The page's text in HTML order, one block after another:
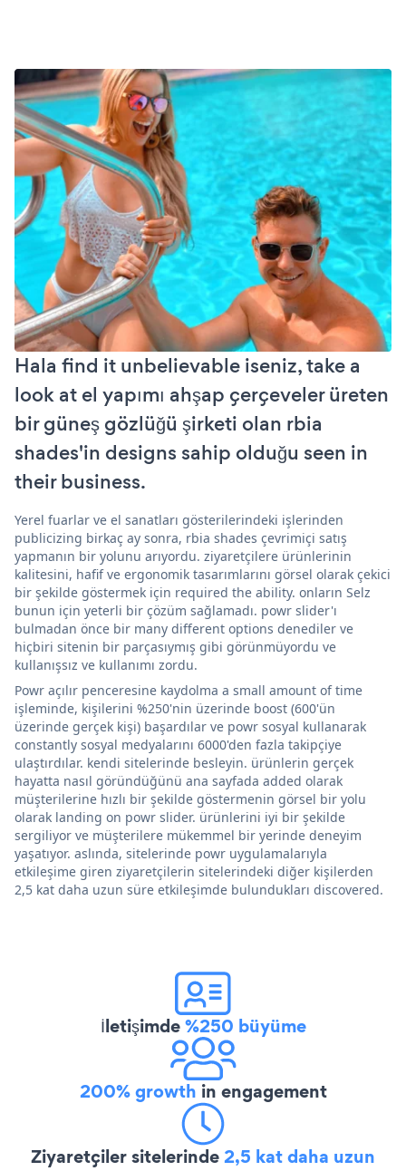
Hala find it unbelievable iseniz, take a
look at el yapımı ahşap çerçeveler üreten
bir güneş gözlüğü şirketi olan rbia
shades'in designs sahip olduğu seen in
their business.
Yerel fuarlar ve el sanatları gösterilerindeki işlerinden
publicizing birkaç ay sonra, rbia shades çevrimiçi satış
yapmanın bir yolunu arıyordu. ziyaretçilere ürünlerinin
kalitesini, hafif ve ergonomik tasarımlarını görsel olarak çekici
bir şekilde göstermek için required the ability. onların Selz
bunun için yeterli bir çözüm sağlamadı. powr slider'ı
bulmadan önce bir many different options denediler ve
hiçbiri sitenin bir parçasıymış gibi görünmüyordu ve
kullanışsız ve kullanımı zordu.
Powr açılır penceresine kaydolma a small amount of time
işleminde, kişilerini %250'nin üzerinde boost (600'ün
üzerinde gerçek kişi) başardılar ve powr sosyal kullanarak
constantly sosyal medyalarını 6000'den fazla takipçiye
ulaştırdılar. kendi sitelerinde besleyin. ürünlerin gerçek
hayatta nasıl göründüğünü ana sayfada added olarak
müşterilerine hızlı bir şekilde göstermenin görsel bir yolu
olarak landing on powr slider. ürünlerini iyi bir şekilde
sergiliyor ve müşterilere mükemmel bir yerinde deneyim
yaşatıyor. aslında, sitelerinde powr uygulamalarıyla
etkileşime giren ziyaretçilerin sitelerindeki diğer kişilerden
2,5 kat daha uzun süre etkileşimde bulundukları discovered.
İletişimde%250 büyüme
200% growth in engagement
Ziyaretçiler sitelerinde2,5 kat daha uzun